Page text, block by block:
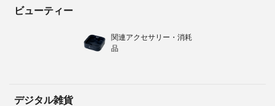
ビューティー
関連アクセサリー・消耗
品
デジタル雑貨